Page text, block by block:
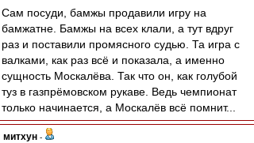
Сам посуди, бамжы продавили игру на
бамжатне. Бамжы на всех клали, а тут вдруг
раз и поставили промясного судью. Та игра с
валками, как раз всё и показала, а именно
сущность Москалёва. Так что он, как голубой
туз в газпрёмовском рукаве. Ведь чемпионат
только начинается, а Москалёв всё помнит...
митхун -